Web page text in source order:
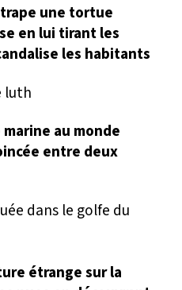
une tortue
en lui tirant les
les habitants
au monde
entre deux
étrange sur la